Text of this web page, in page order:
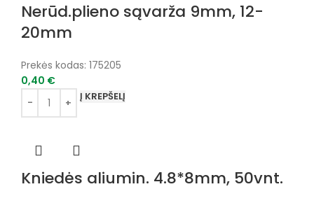
Nerūd.plieno sąvarža 9mm, 12-
20mm
Prekės kodas: 175205
0,40 €
Į KREPŠELĮ
Kniedės aliumin. 4.8*8mm, 50vnt.